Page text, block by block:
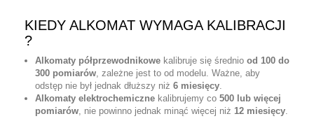
KIEDY ALKOMAT WYMAGA KALIBRACJI
?
Alkomaty półprzewodnikowe kalibruje się średnio od 100 do
300 pomiarów , zależne jest to od modelu. Ważne, aby
odstęp nie był jednak dłuższy niż 6 miesięcy
Alkomaty elektrochemiczne kalibrujemy co 500 lub więcej
pomiarów , nie powinno jednak minąć więcej niż 12 miesięcy